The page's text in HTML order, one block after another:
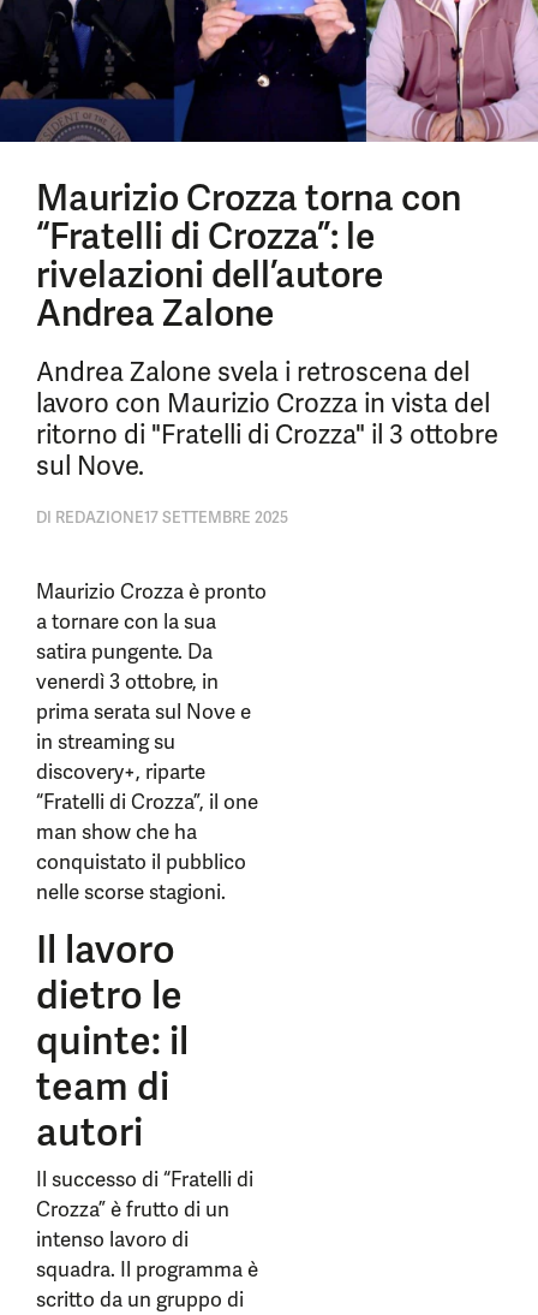
Maurizio Crozza torna con
“Fratelli di Crozza”: le
rivelazioni dell’autore
Andrea Zalone
Andrea Zalone svela i retroscena del
lavoro con Maurizio Crozza in vista del
ritorno di "Fratelli di Crozza" il 3 ottobre
sul Nove.
DI REDAZIONE17 SETTEMBRE 2025
Maurizio Crozza è pronto
a tornare con la sua
satira pungente. Da
venerdì 3 ottobre, in
prima serata sul Nove e
in streaming su
discovery+, riparte
“Fratelli di Crozza”, il one
man show che ha
conquistato il pubblico
nelle scorse stagioni.
Il lavoro
dietro le
quinte: il
team di
autori
Il successo di “Fratelli di
Crozza” è frutto di un
intenso lavoro di
squadra. Il programma è
scritto da un gruppo di